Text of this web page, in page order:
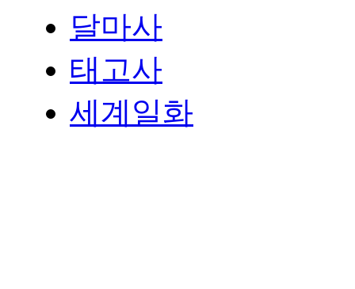
달마사
태고사
세계일화